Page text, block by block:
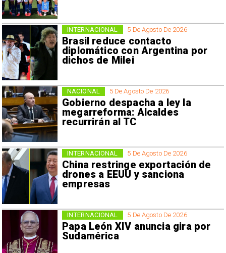
5 De Agosto De 2026
Brasil reduce contacto
diplomático con Argentina por
dichos de Milei
INTERNACIONAL
5 De Agosto De 2026
Gobierno despacha a ley la
megarreforma: Alcaldes
recurrirán al TC
NACIONAL
5 De Agosto De 2026
China restringe exportación de
drones a EEUU y sanciona
empresas
INTERNACIONAL
5 De Agosto De 2026
Papa León XIV anuncia gira por
Sudamérica
INTERNACIONAL